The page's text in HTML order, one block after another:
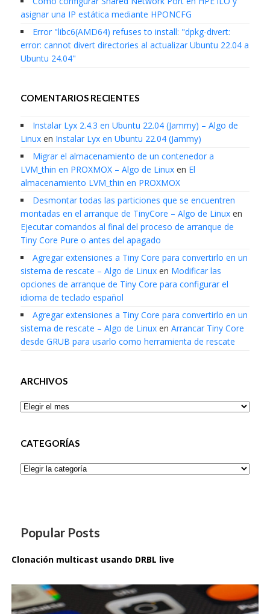
asignar una IP estática mediante HPONCFG
Error "libc6(AMD64) refuses to install: "dpkg-divert:
error: cannot divert directories al actualizar Ubuntu 22.04 a
Ubuntu 24.04"
COMENTARIOS RECIENTES
Instalar Lyx 2.4.3 en Ubuntu 22.04 (Jammy) – Algo de
Linuxen Instalar Lyx en Ubuntu 22.04 (Jammy)
Migrar el almacenamiento de un contenedor a
LVM_thin en PROXMOX – Algo de Linuxen El
almacenamiento LVM_thin en PROXMOX
Desmontar todas las particiones que se encuentren
montadas en el arranque de TinyCore – Algo de Linuxen
Ejecutar comandos al final del proceso de arranque de
Tiny Core Pure o antes del apagado
Agregar extensiones a Tiny Core para convertirlo en un
sistema de rescate – Algo de Linuxen Modificar las
opciones de arranque de Tiny Core para configurar el
idioma de teclado español
Agregar extensiones a Tiny Core para convertirlo en un
sistema de rescate – Algo de Linuxen Arrancar Tiny Core
desde GRUB para usarlo como herramienta de rescate
ARCHIVOS
Archivos
CATEGORÍAS
Categorías
Popular Posts
Clonación multicast usando DRBL live